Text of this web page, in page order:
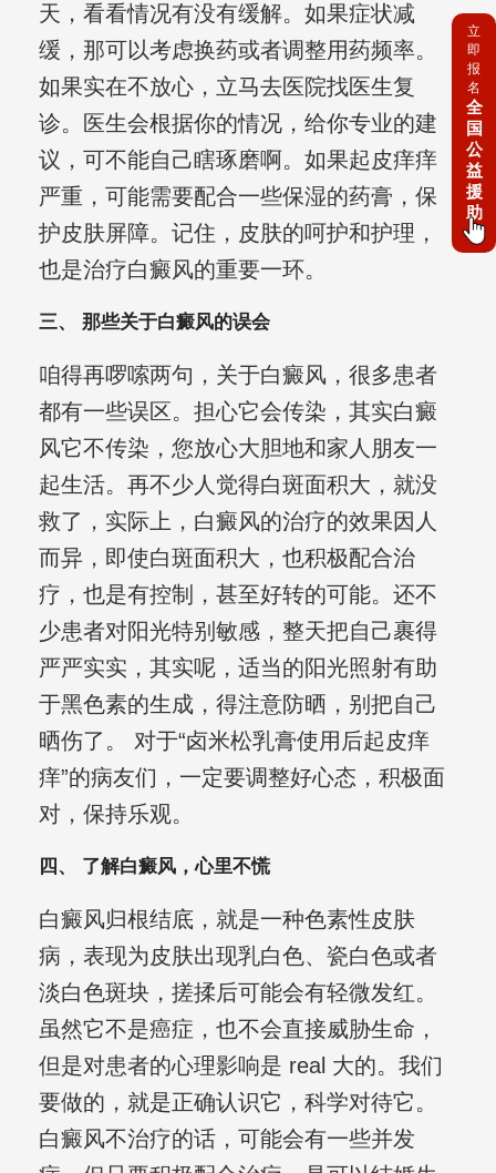
天，看看情况有没有缓解。如果症状减
缓，那可以考虑换药或者调整用药频率。
如果实在不放心，立马去医院找医生复
诊。医生会根据你的情况，给你专业的建
议，可不能自己瞎琢磨啊。如果起皮痒痒
严重，可能需要配合一些保湿的药膏，保
护皮肤屏障。记住，皮肤的呵护和护理，
也是治疗白癜风的重要一环。
三、 那些关于白癜风的误会
咱得再啰嗦两句，关于白癜风，很多患者
都有一些误区。担心它会传染，其实白癜
风它不传染，您放心大胆地和家人朋友一
起生活。再不少人觉得白斑面积大，就没
救了，实际上，白癜风的治疗的效果因人
而异，即使白斑面积大，也积极配合治
疗，也是有控制，甚至好转的可能。还不
少患者对阳光特别敏感，整天把自己裹得
严严实实，其实呢，适当的阳光照射有助
于黑色素的生成，得注意防晒，别把自己
晒伤了。 对于“卤米松乳膏使用后起皮痒
痒”的病友们，一定要调整好心态，积极面
对，保持乐观。
四、 了解白癜风，心里不慌
白癜风归根结底，就是一种色素性皮肤
病，表现为皮肤出现乳白色、瓷白色或者
淡白色斑块，搓揉后可能会有轻微发红。
虽然它不是癌症，也不会直接威胁生命，
但是对患者的心理影响是 real 大的。我们
要做的，就是正确认识它，科学对待它。
白癜风不治疗的话，可能会有一些并发
立
即
报
名
全
国
公
益
援
助